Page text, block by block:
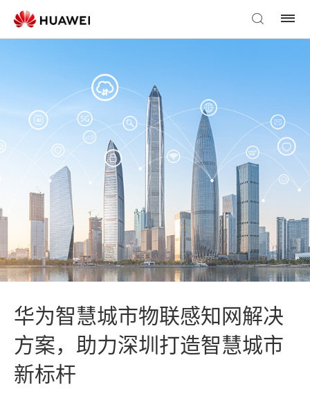
华为智慧城市物联感知网解决
方案，助力深圳打造智慧城市
新标杆